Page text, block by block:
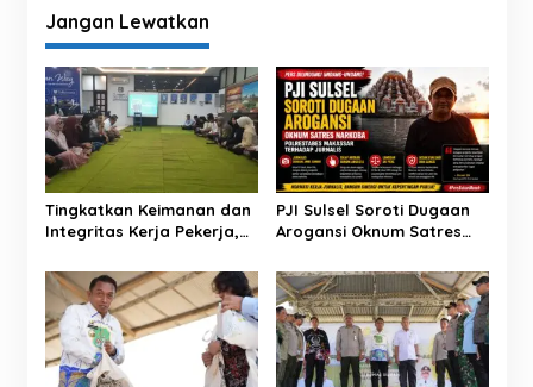
a
s
i
p
o
s
Jangan Lewatkan
Tingkatkan Keimanan dan
Integritas Kerja Pekerja,
Pengajian Rutin
PJI Sulsel Soroti Dugaan
Arogansi Oknum Satres
Makassar terhadap
Jurnalis Saat Peliputan